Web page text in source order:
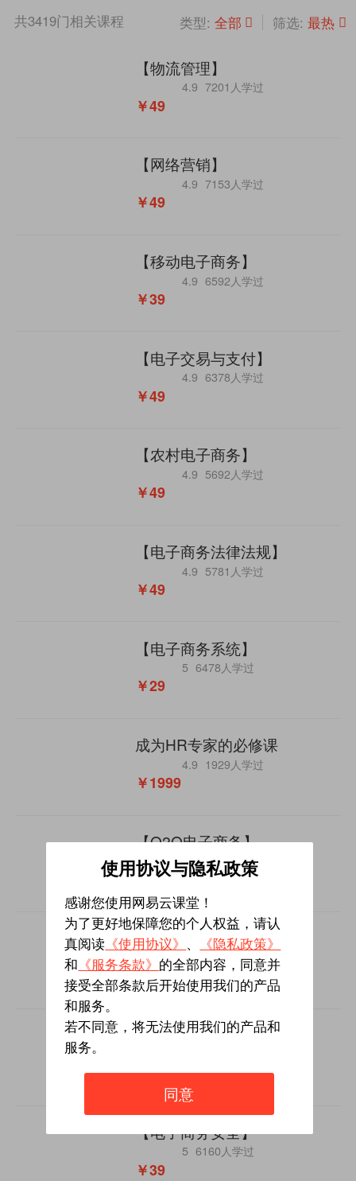
共3419门相关课程 类型: 全部 筛选: 最热
【物流管理】
4.9 7201人学过
￥49
【网络营销】
4.9 7153人学过
￥49
【移动电子商务】
4.9 6592人学过
￥39
【电子交易与支付】
4.9 6378人学过
￥49
【农村电子商务】
4.9 5692人学过
￥49
【电子商务法律法规】
4.9 5781人学过
￥49
【电子商务系统】
5 6478人学过
￥29
成为HR专家的必修课
4.9 1929人学过
￥1999
【O2O电子商务】
4.9 5934人学过
￥39
【商务智能】
5 6708人学过
￥29
【电子商务网站】
￥49
【电子商务安全】
5 6160人学过
￥39
使用协议与隐私政策
感谢您使用网易云课堂！
为了更好地保障您的个人权益，请认
真阅读 《使用协议》 、
《隐私政策》
和 《服务条款》 的全部内容，同意并
接受全部条款后开始使用我们的产品
和服务。
若不同意，将无法使用我们的产品和
服务。
同意